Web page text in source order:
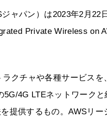
ャパン）は2023年2月22
Private Wireless on
クチャや各種サービスを
4G LTEネットワーク
提供するもの。AWSリ